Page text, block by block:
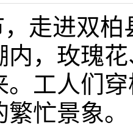
走进双
内，玫瑰
。工人们
忙景象。